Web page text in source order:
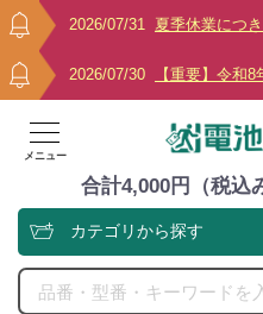
2026/07/31 夏季休業につ
2026/07/30 【重要】令和
メニュー
合計4,000円（税込